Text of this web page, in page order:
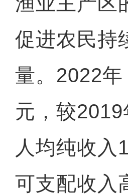
促进农民持
量。2022
元，较
人均纯收入
可支配收入